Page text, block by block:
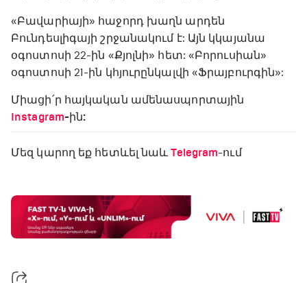
«Բավարիայի» հաջորդ խաղն արդեն
Բունդեսլիգայի շրջանակում է: Այն կկայանա
օգոստոսի 22-ին «Քյոլնի» հետ: «Բորուսիան»
օգոստոսի 21-ին կհյուրընկալվի «Ֆրայբուրգին»:
Միացի՛ր հայկական ամենասպորտային
Instagram-ին:
Մեզ կարող եք հետևել նաև Telegram-ում